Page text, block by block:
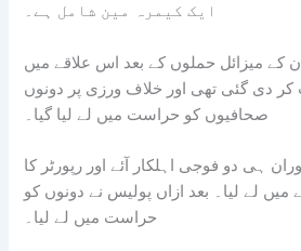
ایک کیمرہ مین شامل ہے۔
کے میزائل حملوں کے بعد اس علاقے میں
دی گئی تھی اور خلاف ورزی پر دونوں
صحافیوں کو حراست میں لے لیا گیا۔
ہی دو فوجی اہلکار آئے اور رپورٹر کا
میں لے لیا۔ بعد ازاں پولیس نے دونوں کو
حراست میں لے لیا۔